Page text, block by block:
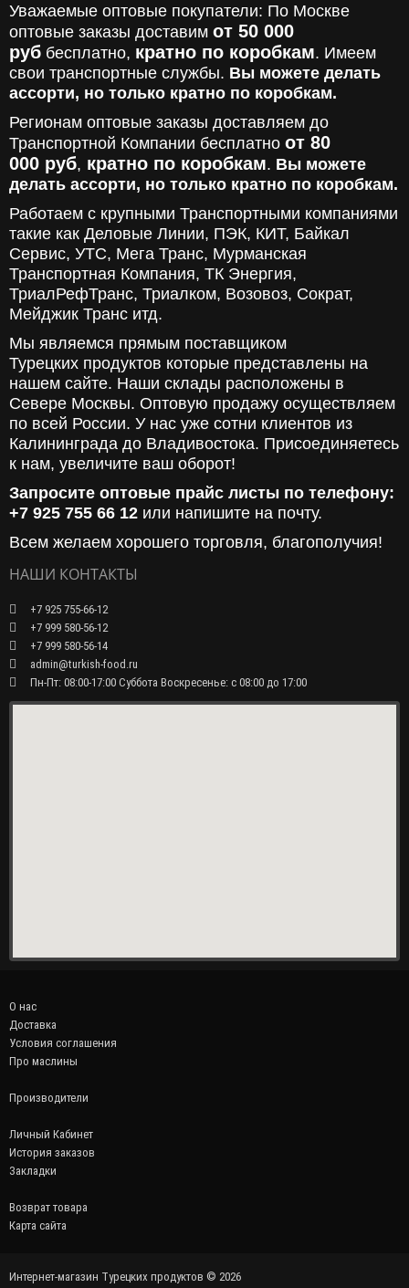
Уважаемые оптовые покупатели: По Москве
оптовые заказы доставим от 50 000
руб бесплатно, кратно по коробкам. Имеем
свои транспортные службы. Вы можете делать
ассорти, но только кратно по коробкам.
Регионам оптовые заказы доставляем до
Транспортной Компании бесплатно от 80
000 руб, кратно по коробкам. Вы можете
делать ассорти, но только кратно по коробкам.
Работаем с крупными Транспортными компаниями
такие как Деловые Линии, ПЭК, КИТ, Байкал
Сервис, УТС, Мега Транс, Мурманская
Транспортная Компания, ТК Энергия,
ТриалРефТранс, Триалком, Возовоз, Сократ,
Мейджик Транс итд.
Мы являемся прямым поставщиком
Турецких продуктов которые представлены на
нашем сайте. Наши склады расположены в
Севере Москвы. Оптовую продажу осуществляем
по всей России. У нас уже сотни клиентов из
Калининграда до Владивостока. Присоединяетесь
к нам, увеличите ваш оборот!
Запросите оптовые прайс листы по телефону:
+7 925 755 66 12 или напишите на почту.
Всем желаем хорошего торговля, благополучия!
НАШИ КОНТАКТЫ
+7 925 755-66-12
+7 999 580-56-12
+7 999 580-56-14
admin@turkish-food.ru
Пн-Пт: 08:00-17:00 Суббота Воскресенье: с 08:00 до 17:00
О нас
Доставка
Условия соглашения
Про маслины
Производители
Личный Кабинет
История заказов
Закладки
Возврат товара
Карта сайта
Интернет-магазин Турецких продуктов © 2026